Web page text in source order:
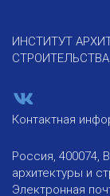
ИНСТИТУТ
СТРОИТЕЛЬСТВА
Контактная
Россия, 400074,
архитектуры и
Электронная